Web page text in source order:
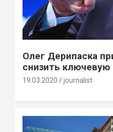
Олег Дерипаска
снизить ключевую
19.03.2020 journalist